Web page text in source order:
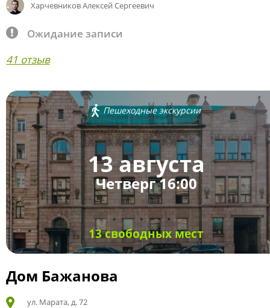
Харчевников Алексей Сергеевич
Ожидание записи
41 отзыв
Пешеходные экскурсии
13 августа
Четверг 16:00
13 свободных мест
Дом Бажанова
ул. Марата, д. 72